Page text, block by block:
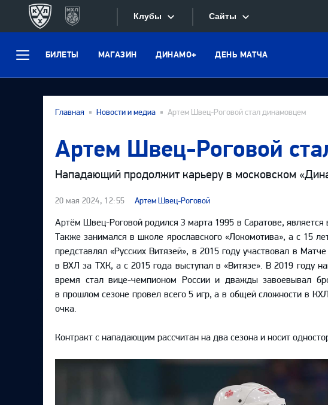
Клубы
Конференция «Запад»
Торпедо
ХК Сочи
Динамо М
Локомотив
Северсталь
Шанхайские Драконы
Амур
Барыс
Сайты
Видеотрансляции
Текстовые трансляции
Интернет-магазин
Приложение КХЛ
БИЛЕТЫ МАГАЗИН ДИНАМО+ ДЕНЬ МАТЧА
Главная Новости и медиа Артем Швец-Роговой стал динамовцем
Артем Швец-Роговой
Нападающий продолжит карьеру в московском
20 мая 2024, 12:55 Артем Швец-Роговой
Артём Швец-Роговой родился 3 марта 1995 в Саратове, является
Также занимался в школе ярославского «Локомотива», а с 15
представлял «Русских Витязей», в 2015 году участвовал в
в ВХЛ за ТХК, а с 2015 года выступал в «Витязе». В 2019 году
время стал вице-чемпионом России и дважды завоевывал
в прошлом сезоне провел всего 5 игр, а в общей сложности в
очка.
Контракт с нападающим рассчитан на два сезона и носит